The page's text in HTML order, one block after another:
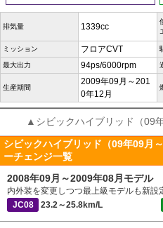
排気量 1339cc
ミッション フロアCVT
最大出力 94ps/6000rpm
生産期間
2009年09月～201
0年12月
▲シビックハイブリッド（09
シビックハイブリッド（09年09月
ーチェンジ一覧
2008年09月～2009年08月モデル
内外装を変更しつつ最上級モデルも新設
JC08
23.2～25.8km/L